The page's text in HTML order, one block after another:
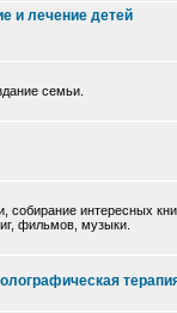
и лечение детей
семьи.
собирание интересных
фильмов, музыки.